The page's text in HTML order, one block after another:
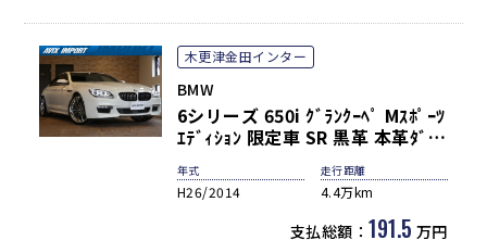
木更津金田インター
BMW
6シリーズ 650i ｸﾞﾗﾝｸｰﾍﾟ Mｽﾎﾟｰﾂ
ｴﾃﾞｨｼｮﾝ 限定車 SR 黒革 本革ﾀﾞｯｼ
専用ｽﾎﾟｰﾂｽﾃｱﾘﾝｸﾞ ﾅﾋﾞ TV Bｶﾒﾗ
PDC ACC ﾊﾟﾜｰｼｰﾄ ｼｰﾄﾋｰﾀｰ HUD
ｿﾌﾄｸﾛｰｽﾞﾄﾞｱ ｺﾝﾌｫｰﾄｱｸｾｽ LEDﾍｯ
年式
H26/2014
走行距離
4.4万km
支払総額：191.5 万円